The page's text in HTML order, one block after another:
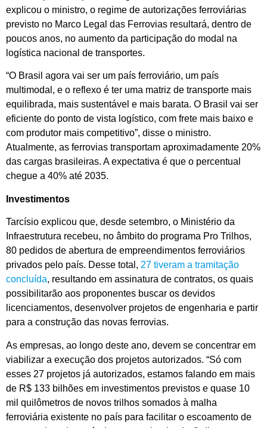
explicou o ministro, o regime de autorizações ferroviárias
previsto no Marco Legal das Ferrovias resultará, dentro de
poucos anos, no aumento da participação do modal na
logística nacional de transportes.
“O Brasil agora vai ser um país ferroviário, um país
multimodal, e o reflexo é ter uma matriz de transporte mais
equilibrada, mais sustentável e mais barata. O Brasil vai ser
eficiente do ponto de vista logístico, com frete mais baixo e
com produtor mais competitivo”, disse o ministro.
Atualmente, as ferrovias transportam aproximadamente 20%
das cargas brasileiras. A expectativa é que o percentual
chegue a 40% até 2035.
Investimentos
Tarcísio explicou que, desde setembro, o Ministério da
Infraestrutura recebeu, no âmbito do programa Pro Trilhos,
80 pedidos de abertura de empreendimentos ferroviários
privados pelo país. Desse total, 27 tiveram a tramitação
concluída, resultando em assinatura de contratos, os quais
possibilitarão aos proponentes buscar os devidos
licenciamentos, desenvolver projetos de engenharia e partir
para a construção das novas ferrovias.
As empresas, ao longo deste ano, devem se concentrar em
viabilizar a execução dos projetos autorizados. “Só com
esses 27 projetos já autorizados, estamos falando em mais
de R$ 133 bilhões em investimentos previstos e quase 10
mil quilômetros de novos trilhos somados à malha
ferroviária existente no país para facilitar o escoamento de